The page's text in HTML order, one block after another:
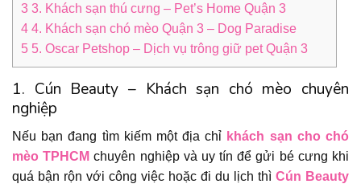
3 3. Khách sạn thú cưng – Pet’s Home Quận 3
4 4. Khách sạn chó mèo Quận 3 – Dog Paradise
5 5. Oscar Petshop – Dịch vụ trông giữ pet Quận 3
1. Cún Beauty – Khách sạn chó mèo chuyên
nghiệp
Nếu bạn đang tìm kiếm một địa chỉ khách sạn cho chó
mèo TPHCMchuyên nghiệp và uy tín để gửi bé cưng khi
quá bận rộn với công việc hoặc đi du lịch thì Cún Beauty